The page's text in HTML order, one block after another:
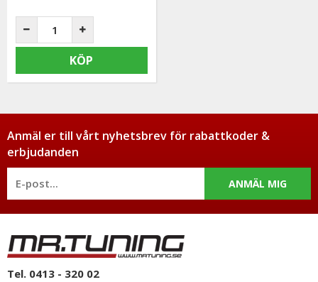
KÖP
Anmäl er till vårt nyhetsbrev för rabattkoder &
erbjudanden
ANMÄL MIG
Tel. 0413 - 320 02